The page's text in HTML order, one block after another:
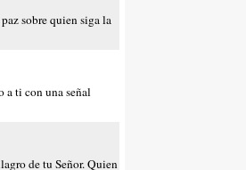
sobre quien siga la
a ti con una señal
de tu Señor. Quien